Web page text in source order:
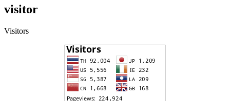
visitor
Visitors